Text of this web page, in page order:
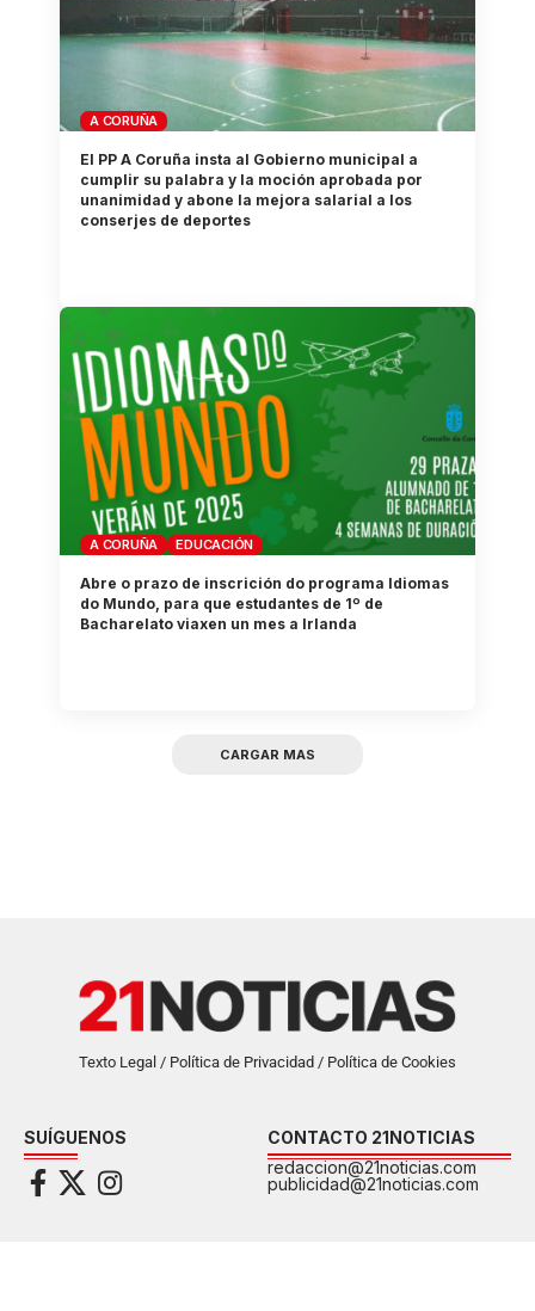
A CORUÑA
El PP A Coruña insta al Gobierno municipal a
cumplir su palabra y la moción aprobada por
unanimidad y abone la mejora salarial a los
conserjes de deportes
A CORUÑA EDUCACIÓN
Abre o prazo de inscrición do programa Idiomas
do Mundo, para que estudantes de 1º de
Bacharelato viaxen un mes a Irlanda
CARGAR MAS
Texto Legal / Política de Privacidad / Política de Cookies
SUÍGUENOS
CONTACTO 21NOTICIAS
redaccion@21noticias.com
publicidad@21noticias.com